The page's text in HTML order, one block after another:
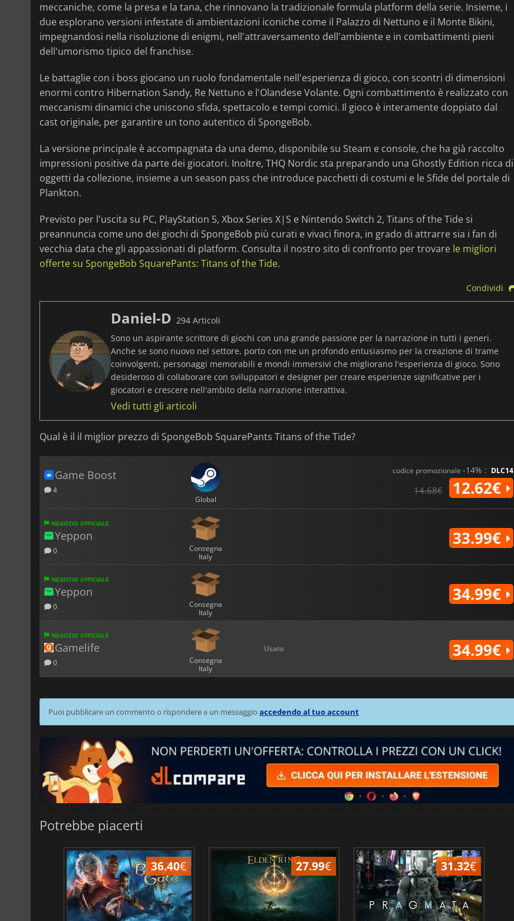
meccaniche, come la presa e la tana, che rinnovano la tradizionale formula platform della serie. Insieme, i
due esplorano versioni infestate di ambientazioni iconiche come il Palazzo di Nettuno e il Monte Bikini,
impegnandosi nella risoluzione di enigmi, nell'attraversamento dell'ambiente e in combattimenti pieni
dell'umorismo tipico del franchise.
Le battaglie con i boss giocano un ruolo fondamentale nell'esperienza di gioco, con scontri di dimensioni
enormi contro Hibernation Sandy, Re Nettuno e l'Olandese Volante. Ogni combattimento è realizzato con
meccanismi dinamici che uniscono sfida, spettacolo e tempi comici. Il gioco è interamente doppiato dal
cast originale, per garantire un tono autentico di SpongeBob.
La versione principale è accompagnata da una demo, disponibile su Steam e console, che ha già raccolto
impressioni positive da parte dei giocatori. Inoltre, THQ Nordic sta preparando una Ghostly Edition ricca di
oggetti da collezione, insieme a un season pass che introduce pacchetti di costumi e le Sfide del portale di
Plankton.
Previsto per l'uscita su PC, PlayStation 5, Xbox Series X|S e Nintendo Switch 2, Titans of the Tide si
preannuncia come uno dei giochi di SpongeBob più curati e vivaci finora, in grado di attrarre sia i fan di
vecchia data che gli appassionati di platform. Consulta il nostro sito di confronto per trovare le migliori
offerte su SpongeBob SquarePants: Titans of the Tide.
Condividi
Daniel-D 294 Articoli
Sono un aspirante scrittore di giochi con una grande passione per la narrazione in tutti i generi.
Anche se sono nuovo nel settore, porto con me un profondo entusiasmo per la creazione di trame
coinvolgenti, personaggi memorabili e mondi immersivi che migliorano l'esperienza di gioco. Sono
desideroso di collaborare con sviluppatori e designer per creare esperienze significative per i
giocatori e crescere nell'ambito della narrazione interattiva.
Vedi tutti gli articoli
Qual è il il miglior prezzo di SpongeBob SquarePants Titans of the Tide?
Game Boost
4
Global
codice promozionale -14% : DLC14
14.68€ 12.62€
NEGOZIO UFFICIALE
Yeppon
0
Consegna
Italy
33.99€
NEGOZIO UFFICIALE
Yeppon
0
Consegna
Italy
34.99€
NEGOZIO UFFICIALE
Gamelife
0
Consegna
Italy
Usato 34.99€
Puoi pubblicare un commento o rispondere a un messaggio accedendo al tuo account
Potrebbe piacerti
36.40€ 27.99€ 31.32€